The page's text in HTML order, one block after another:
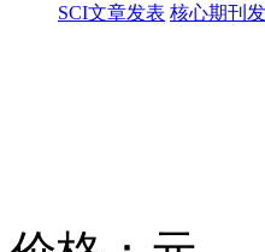
SCI文章发表 核心期刊